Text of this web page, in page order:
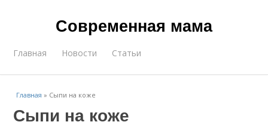
Современная мама
Главная Новости Статьи
Главная » Сыпи на коже
Сыпи на коже